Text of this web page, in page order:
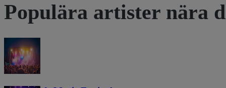
Populära artister nära